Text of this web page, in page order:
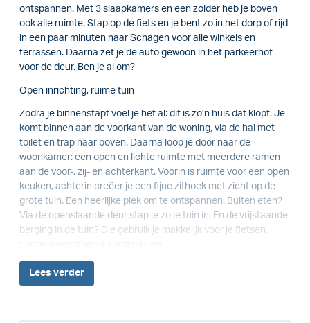
ontspannen. Met 3 slaapkamers en een zolder heb je boven
ook alle ruimte. Stap op de fiets en je bent zo in het dorp of rijd
in een paar minuten naar Schagen voor alle winkels en
terrassen. Daarna zet je de auto gewoon in het parkeerhof
voor de deur. Ben je al om?
Open inrichting, ruime tuin
Zodra je binnenstapt voel je het al: dit is zo’n huis dat klopt. Je
komt binnen aan de voorkant van de woning, via de hal met
toilet en trap naar boven. Daarna loop je door naar de
woonkamer: een open en lichte ruimte met meerdere ramen
aan de voor-, zij- en achterkant. Voorin is ruimte voor een open
keuken, achterin creëer je een fijne zithoek met zicht op de
grote tuin. Een heerlijke plek om te ontspannen. Buiten eten?
Via de openslaande deur stap je zo je tuin in. En de vrijstaande
berging in de tuin? Die gebruik je makkelijk voor je fietsen,
Lees verder